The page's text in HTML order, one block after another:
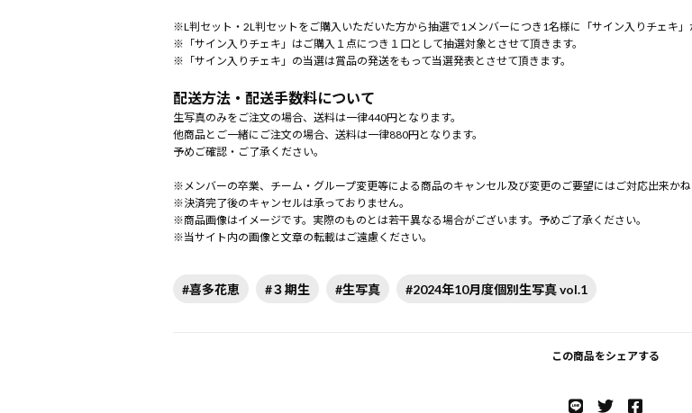
※L判セット・2L判セットをご購入いただいた方から抽選で1メンバーにつき1名様に「サイン入りチェキ」
※「サイン入りチェキ」はご購入１点につき１口として抽選対象とさせて頂きます。
※「サイン入りチェキ」の当選は賞品の発送をもって当選発表とさせて頂きます。
配送方法・配送手数料について
生写真のみをご注文の場合、送料は一律440円となります。
他商品とご一緒にご注文の場合、送料は一律880円となります。
予めご確認・ご了承ください。
※メンバーの卒業、チーム・グループ変更等による商品のキャンセル及び変更のご要望にはご対応出来かね
※決済完了後のキャンセルは承っておりません。
※商品画像はイメージです。実際のものとは若干異なる場合がございます。予めご了承ください。
※当サイト内の画像と文章の転載はご遠慮ください。
#喜多花恵 #３期生 #生写真 #2024年10月度個別生写真 vol.1
この商品をシェアする